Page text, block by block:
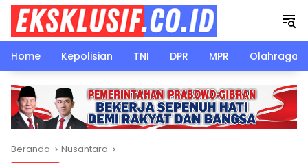
Langsung
konten
Home
Kepolisian TNI DPR MPR Olahraga
Beranda Nusantara